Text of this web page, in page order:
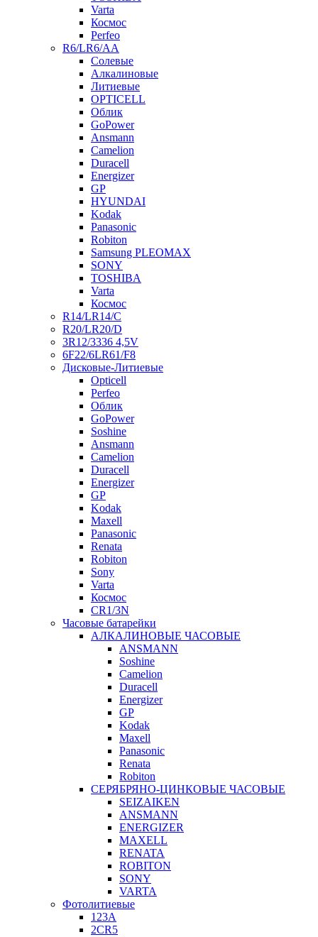
Varta
Космос
Perfeo
R6/LR6/AA
Солевые
Алкалиновые
Литиевые
OPTICELL
Облик
GoPower
Ansmann
Camelion
Duracell
Energizer
GP
HYUNDAI
Kodak
Panasonic
Robiton
Samsung PLEOMAX
SONY
TOSHIBA
Varta
Космос
R14/LR14/C
R20/LR20/D
3R12/3336 4,5V
6F22/6LR61/F8
Дисковые-Литиевые
Opticell
Perfeo
Облик
GoPower
Soshine
Ansmann
Camelion
Duracell
Energizer
GP
Kodak
Maxell
Panasonic
Renata
Robiton
Sony
Varta
Космос
CR1/3N
Часовые батарейки
АЛКАЛИНОВЫЕ ЧАСОВЫЕ
ANSMANN
Soshine
Camelion
Duracell
Energizer
GP
Kodak
Maxell
Panasonic
Renata
Robiton
СЕРЯБРЯНО-ЦИНКОВЫЕ ЧАСОВЫЕ
SEIZAIKEN
ANSMANN
ENERGIZER
MAXELL
RENATA
ROBITON
SONY
VARTA
Фотолитиевые
123A
2CR5